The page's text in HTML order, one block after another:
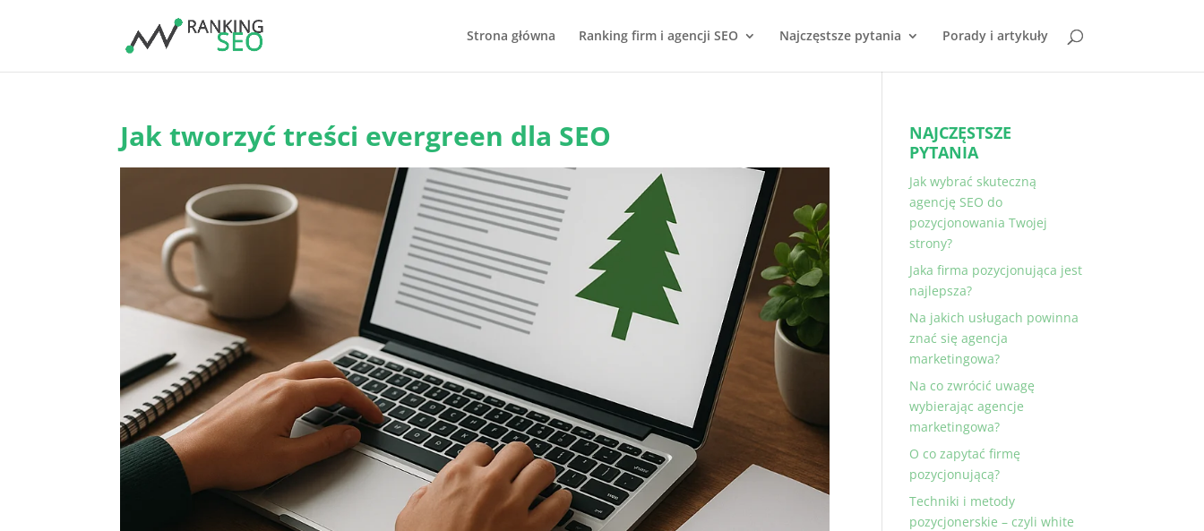
Strona główna Ranking firm i agencji SEO Najczęstsze pytania Porady i artykuły
Jak tworzyć treści evergreen dla SEO
NAJCZĘSTSZE
PYTANIA
Jak wybrać skuteczną
agencję SEO do
pozycjonowania Twojej
strony?
Jaka firma pozycjonująca jest
najlepsza?
Na jakich usługach powinna
znać się agencja
marketingowa?
Na co zwrócić uwagę
wybierając agencje
marketingowa?
O co zapytać firmę
pozycjonującą?
Techniki i metody
pozycjonerskie – czyli white